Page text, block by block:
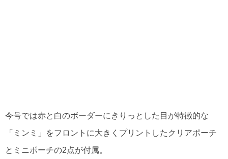
今号では赤と白のボーダーにきりっとした目が特徴的な
「ミンミ」をフロントに大きくプリントしたクリアポーチ
とミニポーチの2点が付属。